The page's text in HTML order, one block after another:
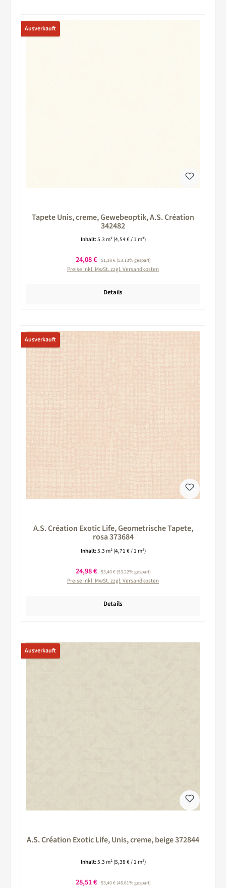
Ausverkauft
Tapete Unis, creme, Gewebeoptik, A.S. Création
342482
Inhalt:5.3 m² (4,54 € / 1 m²)
Verkaufspreis:
24,08 € Regulärer Preis:
51,38 €(53.13% gespart)
Preise inkl. MwSt. zzgl. Versandkosten
Details
Ausverkauft
A.S. Création Exotic Life, Geometrische Tapete,
rosa 373684
Inhalt:5.3 m² (4,71 € / 1 m²)
Verkaufspreis:
24,98 € Regulärer Preis:
53,40 €(53.22% gespart)
Preise inkl. MwSt. zzgl. Versandkosten
Details
Ausverkauft
A.S. Création Exotic Life, Unis, creme, beige 372844
Inhalt:5.3 m² (5,38 € / 1 m²)
Verkaufspreis:
28,51 € Regulärer Preis:
53,40 €(46.61% gespart)